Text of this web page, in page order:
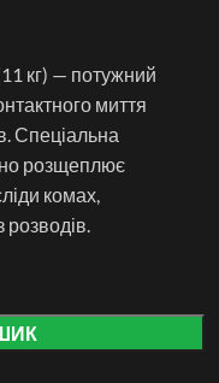
кг) — потужний
миття
Спеціальна
розщеплює
комах,
розводів.